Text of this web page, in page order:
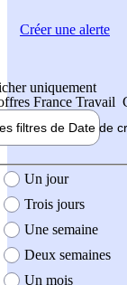
uniquement
France Travail
filtres de Date de
création de l'offre
Un jour
Trois jours
Une semaine
Deux semaines
Un mois
Créer une alerte